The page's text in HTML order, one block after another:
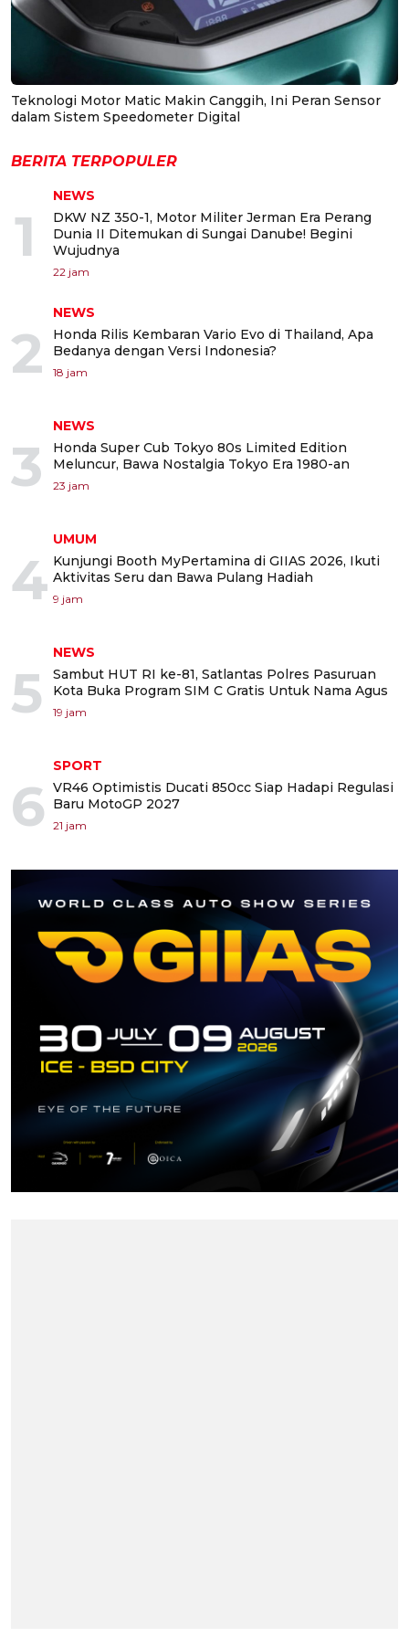
Teknologi Motor Matic Makin Canggih, Ini Peran Sensor
dalam Sistem Speedometer Digital
BERITA TERPOPULER
1
NEWS
DKW NZ 350-1, Motor Militer Jerman Era Perang
Dunia II Ditemukan di Sungai Danube! Begini
Wujudnya
22 jam
2
NEWS
Honda Rilis Kembaran Vario Evo di Thailand, Apa
Bedanya dengan Versi Indonesia?
18 jam
3
NEWS
Honda Super Cub Tokyo 80s Limited Edition
Meluncur, Bawa Nostalgia Tokyo Era 1980-an
23 jam
4
UMUM
Kunjungi Booth MyPertamina di GIIAS 2026, Ikuti
Aktivitas Seru dan Bawa Pulang Hadiah
9 jam
5
NEWS
Sambut HUT RI ke-81, Satlantas Polres Pasuruan
Kota Buka Program SIM C Gratis Untuk Nama Agus
19 jam
6
SPORT
VR46 Optimistis Ducati 850cc Siap Hadapi Regulasi
Baru MotoGP 2027
21 jam